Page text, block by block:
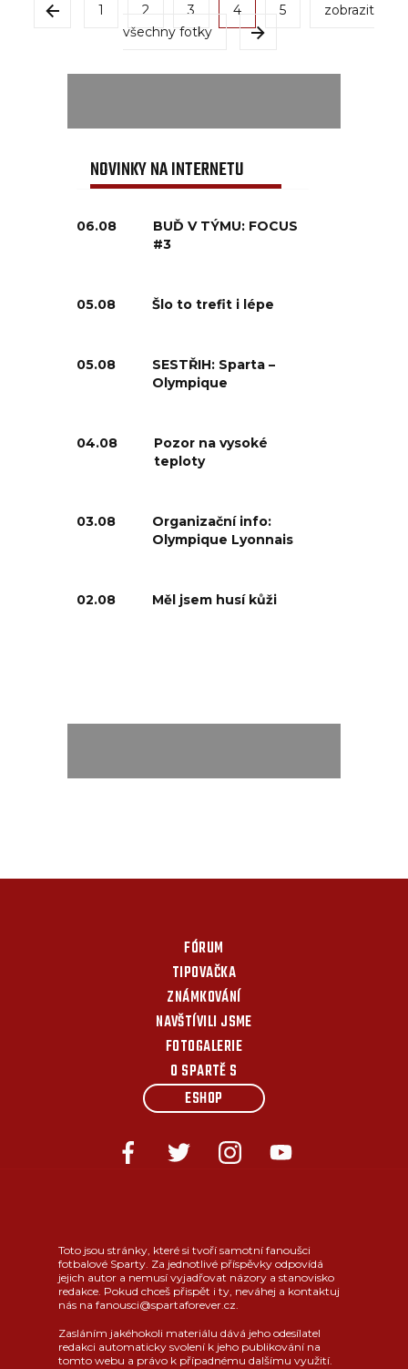
1 2 3 4 5
zobrazit
všechny fotky
NOVINKY NA INTERNETU
06.08
BUĎ V TÝMU: FOCUS
#3
05.08 Šlo to trefit i lépe
05.08
SESTŘIH: Sparta –
Olympique
04.08
Pozor na vysoké
teploty
03.08
Organizační info:
Olympique Lyonnais
02.08 Měl jsem husí kůži
FÓRUM
TIPOVAČKA
ZNÁMKOVÁNÍ
NAVŠTÍVILI JSME
FOTOGALERIE
O SPARTĚ S
ESHOP
Toto jsou stránky, které si tvoří samotní fanoušci
fotbalové Sparty. Za jednotlivé příspěvky odpovídá
jejich autor a nemusí vyjadřovat názory a stanovisko
redakce. Pokud chceš přispět i ty, neváhej a kontaktuj
nás na fanousci@spartaforever.cz.
Zasláním jakéhokoli materiálu dává jeho odesílatel
redakci automaticky svolení k jeho publikování na
tomto webu a právo k případnému dalšímu využití.